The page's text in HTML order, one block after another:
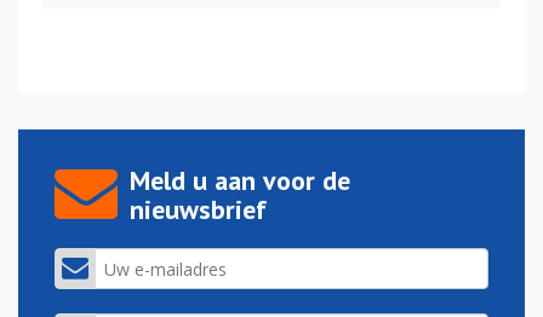
Meld u aan voor de
nieuwsbrief